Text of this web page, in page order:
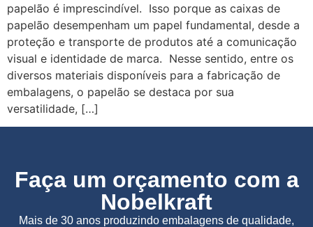
papelão é imprescindível. Isso porque as caixas de
papelão desempenham um papel fundamental, desde a
proteção e transporte de produtos até a comunicação
visual e identidade de marca. Nesse sentido, entre os
diversos materiais disponíveis para a fabricação de
embalagens, o papelão se destaca por sua
versatilidade, […]
Faça um orçamento com a
Nobelkraft
Mais de 30 anos produzindo embalagens de qualidade,